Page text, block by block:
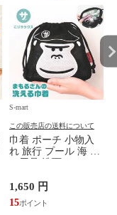
S-mart
この販売店の送料について
巾着 ポーチ 小物入
れ 旅行 プール 海 バ
サウナ ごリラックス
まもるさんの洗える
巾着 ブラック 黒
1,650 円
15